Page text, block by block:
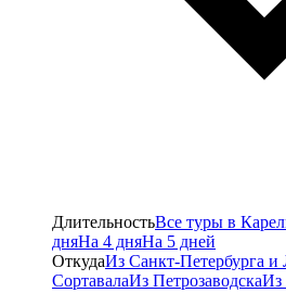
ДлительностьВсе туры в
дняНа 4 дняНа 5 дней
ОткудаИз Санкт-Петербурга
СортавалаИз ПетрозаводскаИз